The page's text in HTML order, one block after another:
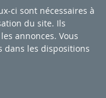
ci sont nécessaires à
du site. Ils
annonces. Vous
dans les dispositions